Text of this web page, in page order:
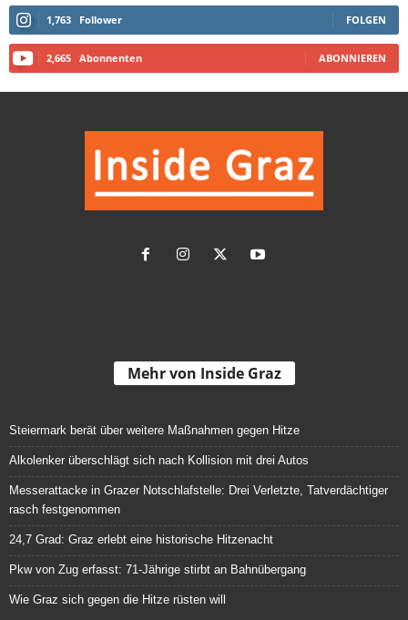
1,763 Follower FOLGEN
2,665 Abonnenten ABONNIEREN
Mehr von Inside Graz
Steiermark berät über weitere Maßnahmen gegen Hitze
Alkolenker überschlägt sich nach Kollision mit drei Autos
Messerattacke in Grazer Notschlafstelle: Drei Verletzte, Tatverdächtiger
rasch festgenommen
24,7 Grad: Graz erlebt eine historische Hitzenacht
Pkw von Zug erfasst: 71-Jährige stirbt an Bahnübergang
Wie Graz sich gegen die Hitze rüsten will